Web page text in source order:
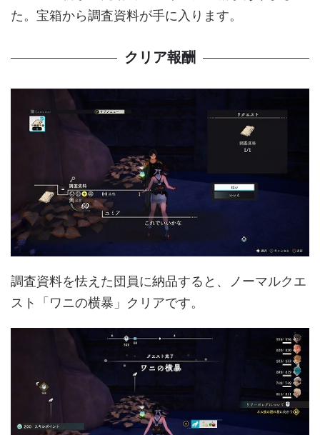
た。宝箱から調査資料が手に入ります。
クリア報酬
調査資料を怯えた団員に納品すると、ノーマルクエ
スト「ワニの横暴」クリアです。